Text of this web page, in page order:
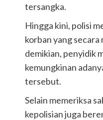
tersangka.
Hingga kini, polisi
korban yang
demikian, penyidik
kemungkinan
tersebut.
Selain memeriksa
kepolisian juga